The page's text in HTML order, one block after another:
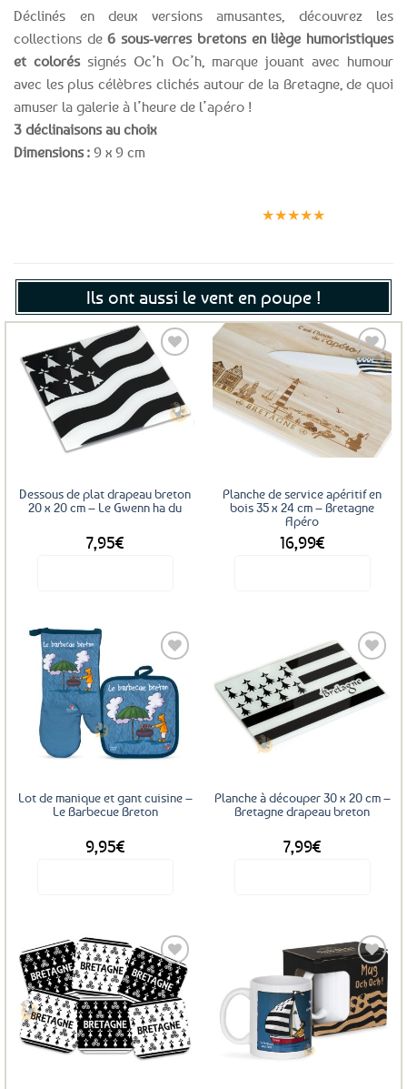
Déclinés en deux versions amusantes, découvrez les
collections de6 sous-verres bretons en liège humoristiques
et coloréssignés Oc’h Oc’h, marque jouant avec humour
avec les plus célèbres clichés autour de la Bretagne, de quoi
amuser la galerie à l’heure de l’apéro !
3 déclinaisons au choix
Dimensions : 9 x 9 cm
★★★★★
Ils ont aussi le vent en poupe !
Ajouter
aux
favoris
Dessous de plat drapeau breton
20 x 20 cm – Le Gwenn ha du
7,95€
Ajouter
aux
favoris
Planche de service apéritif en
bois 35 x 24 cm – Bretagne
Apéro
16,99€
Ajouter
aux
favoris
Lot de manique et gant cuisine –
Le Barbecue Breton
9,95€
Ajouter
Planche à découper 30 x 20 cm –
Bretagne drapeau breton
7,99€
Ajouter
aux
favoris
Ajouter
aux
favoris